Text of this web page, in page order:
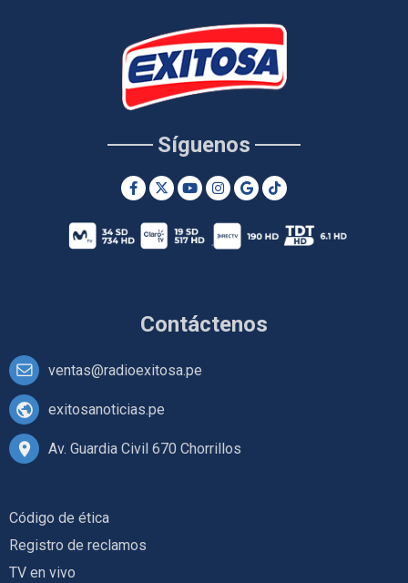
Contáctenos
ventas@radioexitosa.pe
exitosanoticias.pe
Av. Guardia Civil 670 Chorrillos
Síguenos
Código de ética
Registro de reclamos
TV en vivo